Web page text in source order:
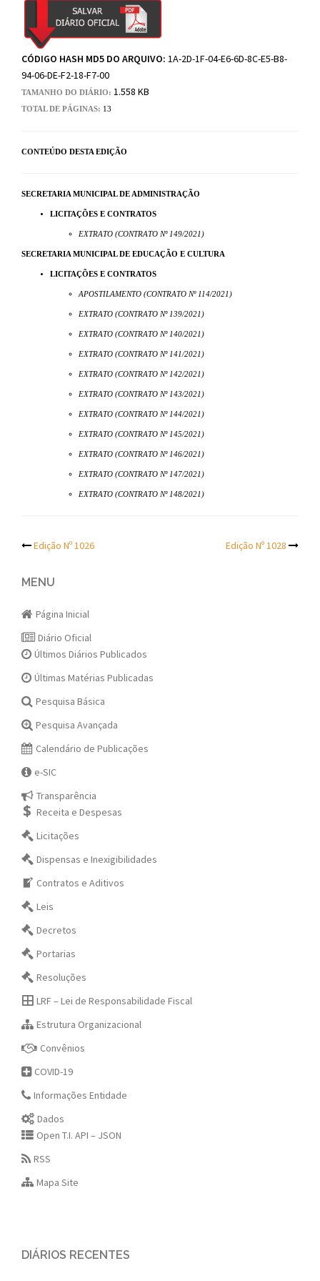
CÓDIGO HASH MD5 DO ARQUIVO: 1A-2D-1F-04-E6-6D-8C-E5-B8-
94-06-DE-F2-18-F7-00
TAMANHO DO DIÁRIO: 1.558 KB
TOTAL DE PÁGINAS: 13
CONTEÚDO DESTA EDIÇÃO
SECRETARIA MUNICIPAL DE ADMINISTRAÇÃO
LICITAÇÕES E CONTRATOS
EXTRATO (CONTRATO Nº 149/2021)
SECRETARIA MUNICIPAL DE EDUCAÇÃO E CULTURA
LICITAÇÕES E CONTRATOS
APOSTILAMENTO (CONTRATO Nº 114/2021)
EXTRATO (CONTRATO Nº 139/2021)
EXTRATO (CONTRATO Nº 140/2021)
EXTRATO (CONTRATO Nº 141/2021)
EXTRATO (CONTRATO Nº 142/2021)
EXTRATO (CONTRATO Nº 143/2021)
EXTRATO (CONTRATO Nº 144/2021)
EXTRATO (CONTRATO Nº 145/2021)
EXTRATO (CONTRATO Nº 146/2021)
EXTRATO (CONTRATO Nº 147/2021)
EXTRATO (CONTRATO Nº 148/2021)
Post
navigation
Edição Nº 1026 Edição Nº 1028
MENU
Página Inicial
Diário Oficial
Últimos Diários Publicados
Últimas Matérias Publicadas
Pesquisa Básica
Pesquisa Avançada
Calendário de Publicações
e-SIC
Transparência
Receita e Despesas
Licitações
Dispensas e Inexigibilidades
Contratos e Aditivos
Leis
Decretos
Portarias
Resoluções
LRF – Lei de Responsabilidade Fiscal
Estrutura Organizacional
Convênios
COVID-19
Informações Entidade
Dados
Open T.I. API – JSON
RSS
Mapa Site
DIÁRIOS RECENTES